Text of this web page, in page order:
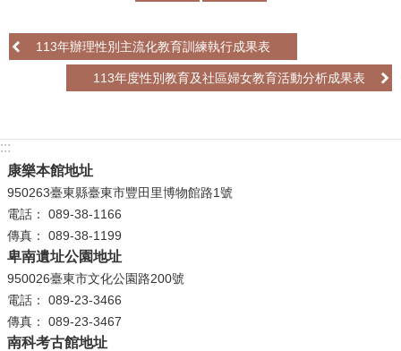
索
便
民
服
務
性
別
平
113年辦理性別主流化教育訓練執行成果表
113年度性別教育及社區婦女教育活動分析成果表
:::
康樂本館地址
950263臺東縣臺東市豐田里博物館路1號
電話： 089-38-1166
傳真： 089-38-1199
卑南遺址公園地址
950026臺東市文化公園路200號
電話： 089-23-3466
傳真： 089-23-3467
南科考古館地址